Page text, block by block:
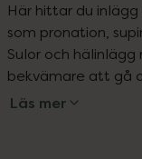
Här hittar du
som pronation,
Sulor och
bekvämare att gå
Läs mer